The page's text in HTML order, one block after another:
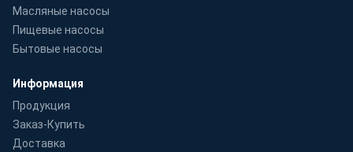
Масляные насосы
Пищевые насосы
Бытовые насосы
Информация
Продукция
Заказ-Купить
Доставка